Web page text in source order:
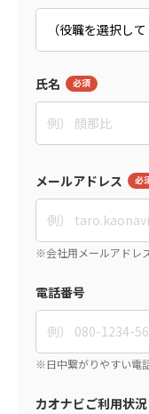
氏名
メールアドレス
電話番号
カオナビご利用状況